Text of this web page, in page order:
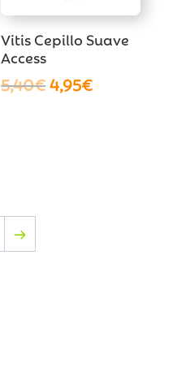
Vitis Cepillo Suave
Access
5,40€El
4,95€El
→